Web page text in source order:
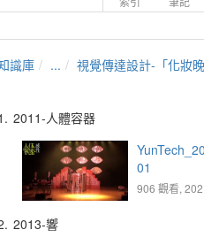
識庫 ... 視覺傳達設計-「化妝晚
2011-人體容器
01
906 觀看,
2013-響